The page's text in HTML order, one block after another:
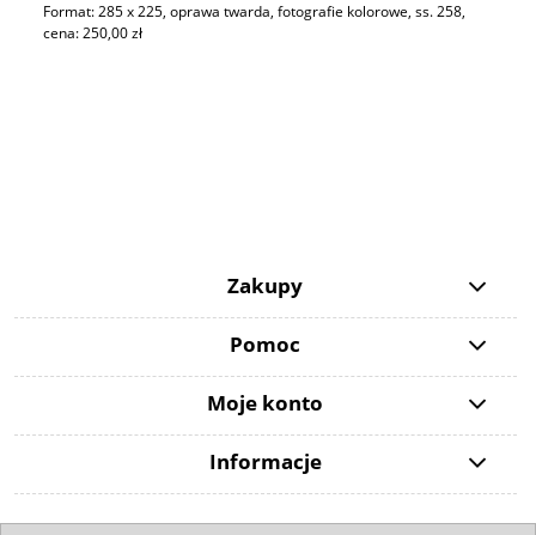
Format: 285 x 225, oprawa twarda, fotografie kolorowe, ss. 258,
cena: 250,00 zł
Zakupy
Pomoc
Moje konto
Informacje